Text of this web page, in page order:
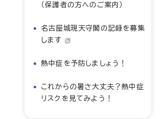
（保護者の方へのご案内）
名古屋城現天守閣の記録を募集
します
熱中症を予防しましょう！
これからの暑さ大丈夫？熱中症
リスクを見てみよう！